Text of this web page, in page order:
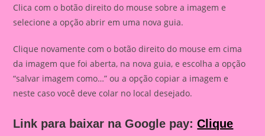
Clica com o botão direito do mouse sobre a imagem e
selecione a opção abrir em uma nova guia.
Clique novamente com o botão direito do mouse em cima
da imagem que foi aberta, na nova guia, e escolha a opção
“salvar imagem como…” ou a opção copiar a imagem e
neste caso você deve colar no local desejado.
Link para baixar na Google pay:Clique